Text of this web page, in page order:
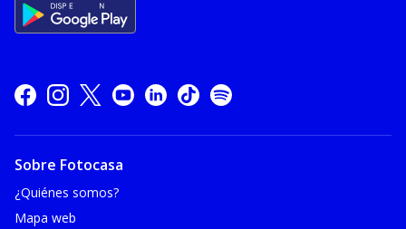
Sobre Fotocasa
¿Quiénes somos?
Mapa web